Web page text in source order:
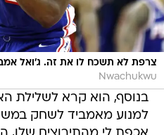
צרפת לא תשכח לו את זה. ג'ואל
Nwachukwu
בנוסף, הוא קרא לשלילת
למנוע מאמביד לשחק